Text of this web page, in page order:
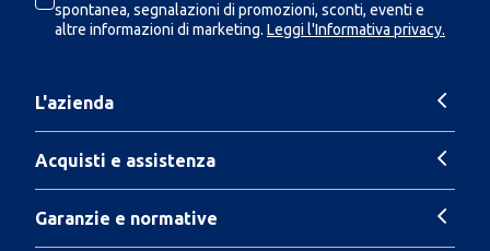
spontanea, segnalazioni di promozioni, sconti, eventi e
altre informazioni di marketing. Leggi l'Informativa privacy.
L'azienda
Acquisti e assistenza
Garanzie e normative